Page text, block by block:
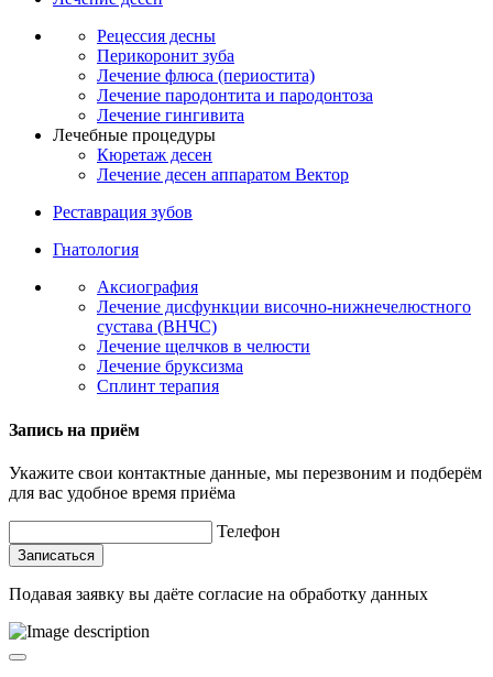
Рецессия десны
Перикоронит зуба
Лечение флюса (периостита)
Лечение пародонтита и пародонтоза
Лечение гингивита
Лечебные процедуры
Кюретаж десен
Лечение десен аппаратом Вектор
Реставрация зубов
Гнатология
Аксиография
Лечение дисфункции височно-нижнечелюстного
сустава (ВНЧС)
Лечение щелчков в челюсти
Лечение бруксизма
Сплинт терапия
Запись на приём
Укажите свои контактные данные, мы перезвоним и подберём
для вас удобное время приёма
Телефон
Записаться
Подавая заявку вы даёте согласие на обработку данных